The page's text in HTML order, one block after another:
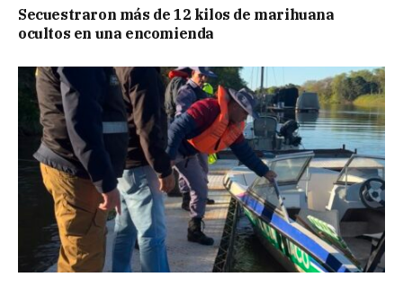
Secuestraron más de 12 kilos de marihuana
ocultos en una encomienda